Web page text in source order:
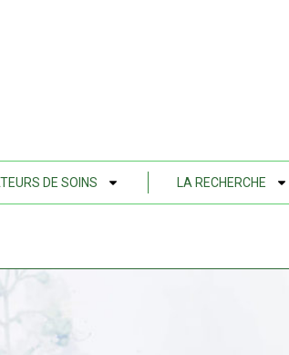
DE SOINS LA RECHERCHE